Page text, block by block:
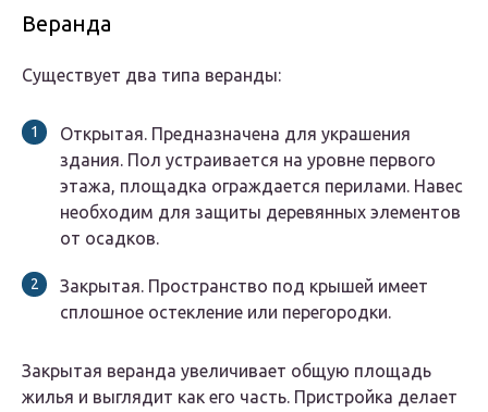
Веранда
Существует два типа веранды:
Открытая. Предназначена для украшения
здания. Пол устраивается на уровне первого
этажа, площадка ограждается перилами. Навес
необходим для защиты деревянных элементов
от осадков.
Закрытая. Пространство под крышей имеет
сплошное остекление или перегородки.
Закрытая веранда увеличивает общую площадь
жилья и выглядит как его часть. Пристройка делает